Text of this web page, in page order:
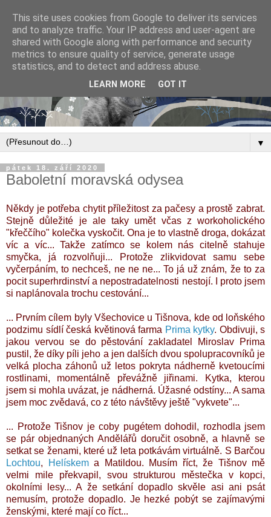
▼
pátek 18. září 2020
Baboletní moravská odysea
Někdy je potřeba chytit příležitost za pačesy a prostě zabrat.
Stejně důležité je ale taky umět včas z workoholického
"křeččího" kolečka vyskočit. Ona je to vlastně droga, dokázat
víc a víc... Takže zatímco se kolem nás citelně stahuje
smyčka, já rozvolňuji... Protože zlikvidovat samu sebe
vyčerpáním, to nechceš, ne ne ne... To já už znám, že to za
pocit superhrdinství a nepostradatelnosti nestojí. I proto jsem
si naplánovala trochu cestování...
... Prvním cílem byly Všechovice u Tišnova, kde od loňského
podzimu sídlí česká květinová farma Prima kytky. Obdivuji, s
jakou vervou se do pěstování zakladatel Miroslav Prima
pustil, že díky píli jeho a jen dalších dvou spolupracovníků je
velká plocha záhonů už letos pokryta nádherně kvetoucími
rostlinami, momentálně převážně jiřinami. Kytka, kterou
jsem si mohla uvázat, je nádherná. Úžasné odstíny... A sama
jsem moc zvědavá, co z této návštěvy ještě "vykvete"...
... Protože Tišnov je coby pugétem dohodil, rozhodla jsem
se pár objednaných Andělářů doručit osobně, a hlavně se
setkat se ženami, které už leta potkávám virtuálně. S Barčou
Lochtou, Helískema Matildou. Musím říct, že Tišnov mě
velmi mile překvapil, svou strukturou městečka v kopci,
okolními lesy... A že setkání dopadlo skvěle asi ani psát
nemusím, protože dopadlo. Je hezké pobýt se zajímavými
ženskými, které mají co říct...
This site uses cookies from Google to deliver its services
and to analyze traffic. Your IP address and user-agent are
shared with Google along with performance and security
metrics to ensure quality of service, generate usage
statistics, and to detect and address abuse.
LEARN MORE GOT IT